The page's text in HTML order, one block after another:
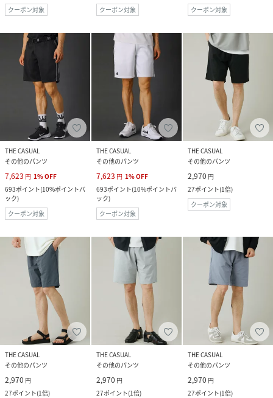
クーポン対象
クーポン対象
クーポン対象
THE CASUAL
その他のパンツ
7,623 円 1%OFF
693ポイント(10%ポイントバ
ック)
クーポン対象
THE CASUAL
その他のパンツ
7,623 円 1%OFF
693ポイント(10%ポイントバ
ック)
クーポン対象
THE CASUAL
その他のパンツ
2,970 円
27ポイント(1倍)
クーポン対象
THE CASUAL
その他のパンツ
2,970 円
27ポイント(1倍)
THE CASUAL
その他のパンツ
2,970 円
27ポイント(1倍)
THE CASUAL
その他のパンツ
2,970 円
27ポイント(1倍)